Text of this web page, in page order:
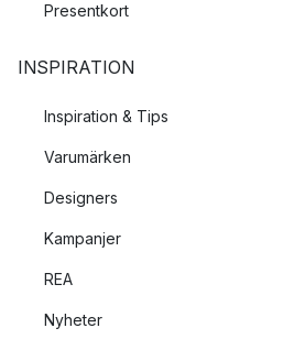
Presentkort
INSPIRATION
Inspiration & Tips
Varumärken
Designers
Kampanjer
REA
Nyheter